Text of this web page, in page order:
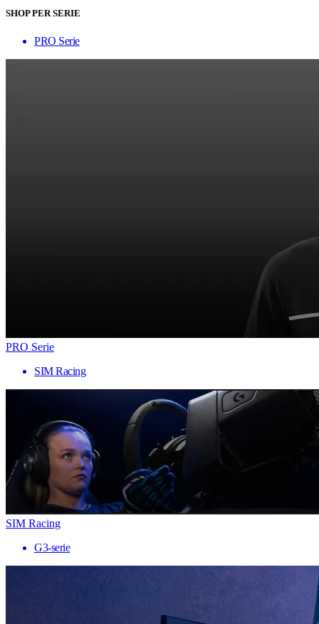
SHOP PER SERIE
PRO Serie
PRO Serie
SIM Racing
SIM Racing
G3-serie